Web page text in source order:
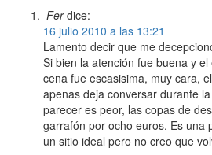
Fer dice:
16 julio 2010 a las 13:21
Lamento decir que me
Si bien la atención fue buena y
cena fue escasisima, muy cara,
apenas deja conversar durante
parecer es peor, las copas de
garrafón por ocho euros. Es una
un sitio ideal pero no creo que